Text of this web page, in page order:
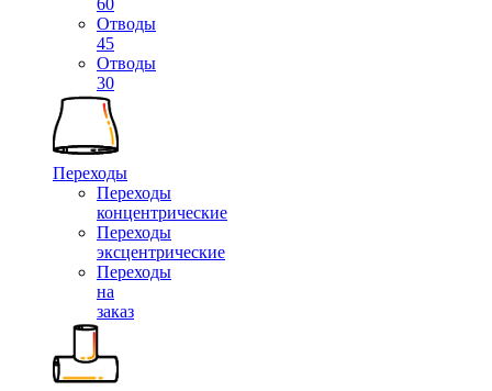
60
Отводы
45
Отводы
30
Переходы
Переходы
концентрические
Переходы
эксцентрические
Переходы
на
заказ